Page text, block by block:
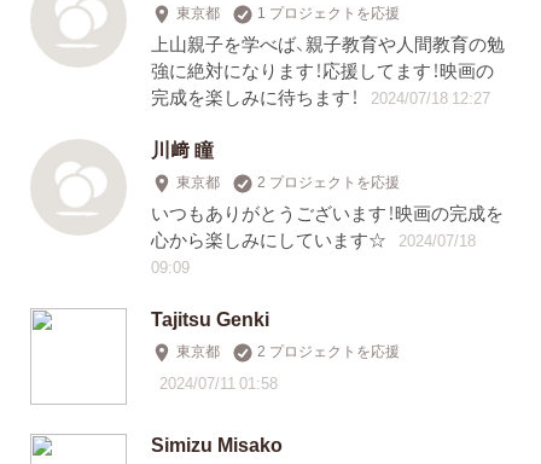
東京都 1 プロジェクトを応援
上山親子を学べば、親子教育や人間教育の勉
強に絶対になります！応援してます！映画の
完成を楽しみに待ちます！
2024/07/18 12:27
川﨑 瞳
東京都 2 プロジェクトを応援
いつもありがとうございます！映画の完成を
心から楽しみにしています☆
2024/07/18
09:09
Tajitsu Genki
東京都 2 プロジェクトを応援
2024/07/11 01:58
Simizu Misako